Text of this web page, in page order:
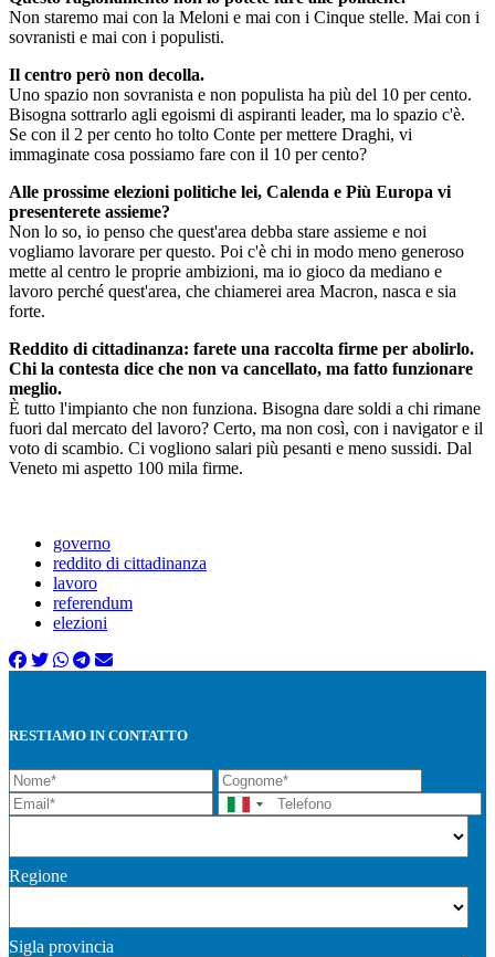
Non staremo mai con la Meloni e mai con i Cinque stelle. Mai con i
sovranisti e mai con i populisti.
Il centro però non decolla.
Uno spazio non sovranista e non populista ha più del 10 per cento.
Bisogna sottrarlo agli egoismi di aspiranti leader, ma lo spazio c'è.
Se con il 2 per cento ho tolto Conte per mettere Draghi, vi
immaginate cosa possiamo fare con il 10 per cento?
Alle prossime elezioni politiche lei, Calenda e Più Europa vi
presenterete assieme?
Non lo so, io penso che quest'area debba stare assieme e noi
vogliamo lavorare per questo. Poi c'è chi in modo meno generoso
mette al centro le proprie ambizioni, ma io gioco da mediano e
lavoro perché quest'area, che chiamerei area Macron, nasca e sia
forte.
Reddito di cittadinanza: farete una raccolta firme per abolirlo.
Chi la contesta dice che non va cancellato, ma fatto funzionare
meglio.
È tutto l'impianto che non funziona. Bisogna dare soldi a chi rimane
fuori dal mercato del lavoro? Certo, ma non così, con i navigator e il
voto di scambio. Ci vogliono salari più pesanti e meno sussidi. Dal
Veneto mi aspetto 100 mila firme.
governo
reddito di cittadinanza
lavoro
referendum
elezioni
RESTIAMO IN CONTATTO
Regione
Sigla provincia